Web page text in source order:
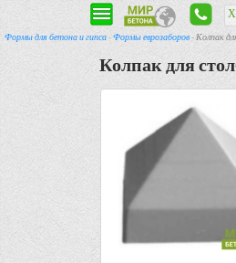
Формы для бетона и гипса-Формы еврозаборов- Колпак
Колпак для